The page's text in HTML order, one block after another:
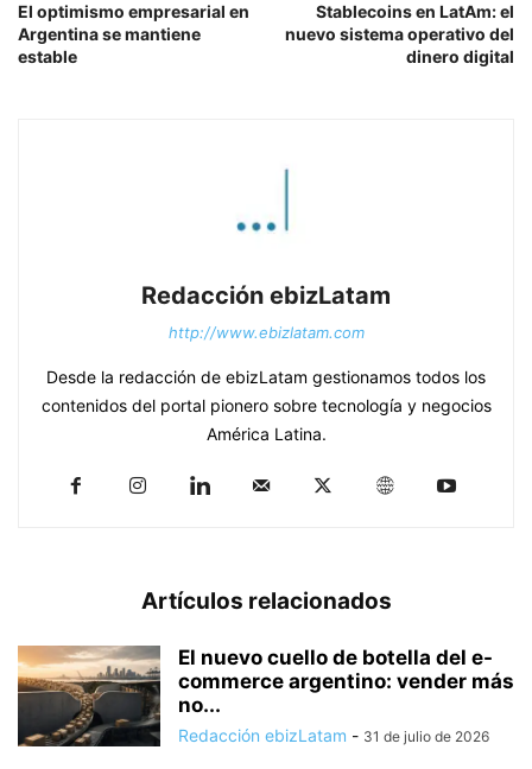
El optimismo empresarial en
Argentina se mantiene
estable
Stablecoins en LatAm: el
nuevo sistema operativo del
dinero digital
Redacción ebizLatam
http://www.ebizlatam.com
Desde la redacción de ebizLatam gestionamos todos los
contenidos del portal pionero sobre tecnología y negocios
América Latina.
Artículos relacionados
El nuevo cuello de botella del e-
commerce argentino: vender más
no...
Redacción ebizLatam - 31 de julio de 2026